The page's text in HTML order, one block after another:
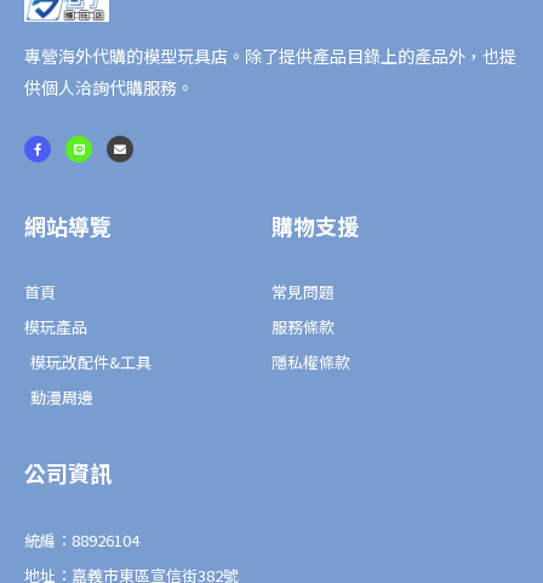
專營海外代購的模型玩具店。除了提供產品目錄上的產品外，也提
供個人洽詢代購服務。
F
a
c
k
-
L
i
n
E
n
v
網站導覽
首頁
模玩產品
模玩改配件&工具
動漫周邊
購物支援
常見問題
服務條款
隱私權條款
公司資訊
統編：88926104
地址：嘉義市東區宣信街382號